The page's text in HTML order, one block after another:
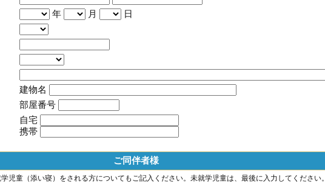
年 月 日
建物名
部屋番号
自宅
携帯
ご同伴者様
児童（添い寝）をされる方についてもご記入ください。未就学児童は、最後に入力してください。